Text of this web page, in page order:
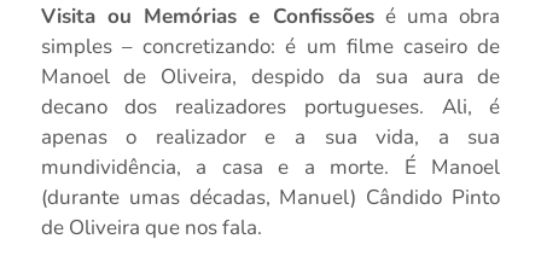
Visita ou Memórias e Confissõesé uma obra
simples – concretizando: é um filme caseiro de
Manoel de Oliveira, despido da sua aura de
decano dos realizadores portugueses. Ali, é
apenas o realizador e a sua vida, a sua
mundividência, a casa e a morte. É Manoel
(durante umas décadas, Manuel) Cândido Pinto
de Oliveira que nos fala.